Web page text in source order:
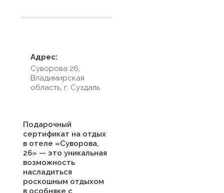
Адрес:
Суворова 26,
Владимирская
область, г. Суздаль
Подарочный
сертификат на отдых
в отеле «Суворова,
26» — это уникальная
возможность
насладиться
роскошным отдыхом
в особняке с